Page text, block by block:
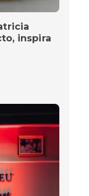
inspira